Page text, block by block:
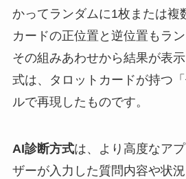
かってランダムに1枚または複
カードの正位置と逆位置もラン
その組みあわせから結果が表
式は、タロットカードが持つ
ルで再現したものです。
AI診断方式は、より高度なア
ザーが入力した質問内容や状